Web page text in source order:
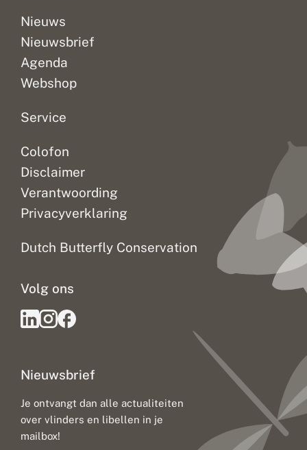
Nieuws
Nieuwsbrief
Agenda
Webshop
Service
Colofon
Disclaimer
Verantwoording
Privacyverklaring
Dutch Butterfly Conservation
Nieuwsbrief
Je ontvangt dan alle actualiteiten
over vlinders en libellen in je
mailbox!
Volg ons